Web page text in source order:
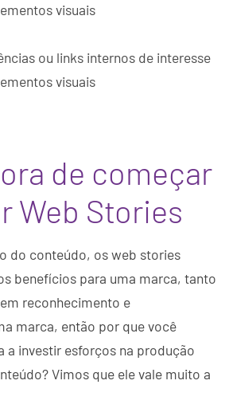
visuais
ou links internos de interesse
visuais
de começar
Web Stories
do conteúdo, os web stories
benefícios para uma marca, tanto
reconhecimento e
marca, então por que você
a investir esforços na produção
Vimos que ele vale muito a